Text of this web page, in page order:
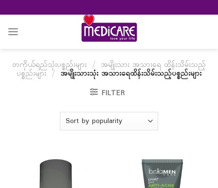
to
content
တကိုယ်ရည်သုံးပစ္စည်းများ / အမျိုးသား အသားရေ ထိန်းသိမ်းသည့်
ပစ္စည်းများ / အမျိုးသားသုံး အသားရေထိန်းသိမ်းသည့်ပစ္စည်းများ
FILTER